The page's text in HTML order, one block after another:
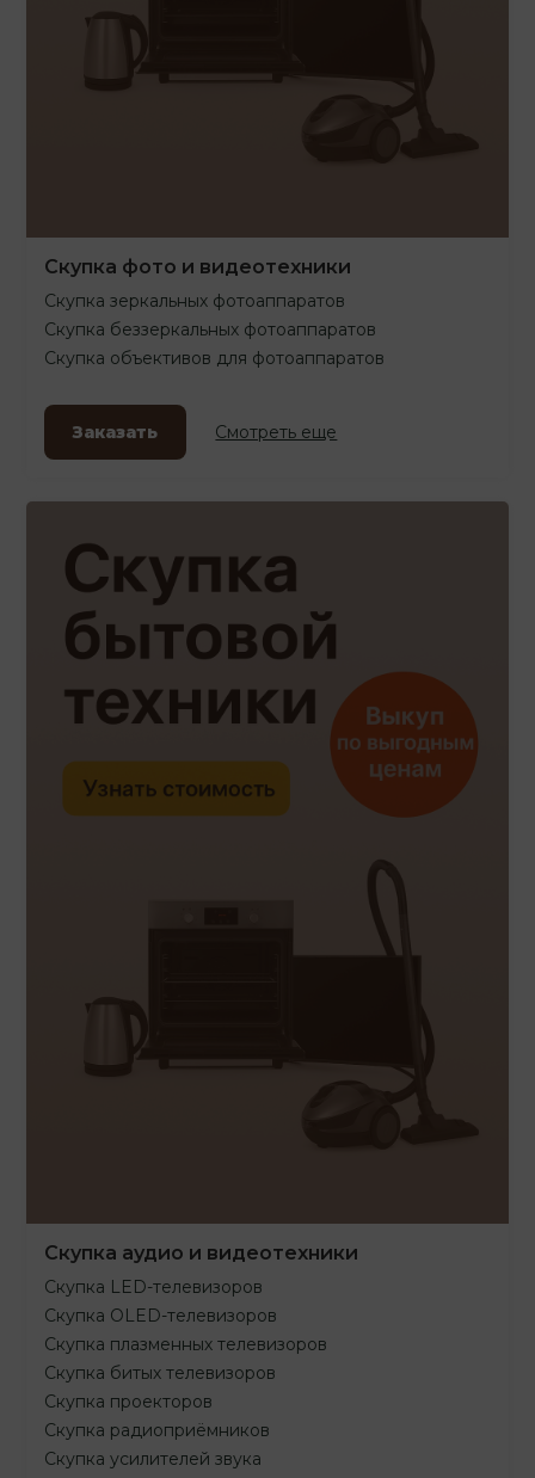
Скупка фото и видеотехники
Скупка зеркальных фотоаппаратов
Скупка беззеркальных фотоаппаратов
Скупка объективов для фотоаппаратов
Заказать Смотреть еще
Скупка аудио и видеотехники
Скупка LED-телевизоров
Скупка OLED-телевизоров
Скупка плазменных телевизоров
Скупка битых телевизоров
Скупка проекторов
Скупка радиоприёмников
Скупка усилителей звука